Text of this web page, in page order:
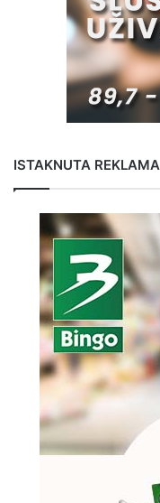
ISTAKNUTA REKLAMA